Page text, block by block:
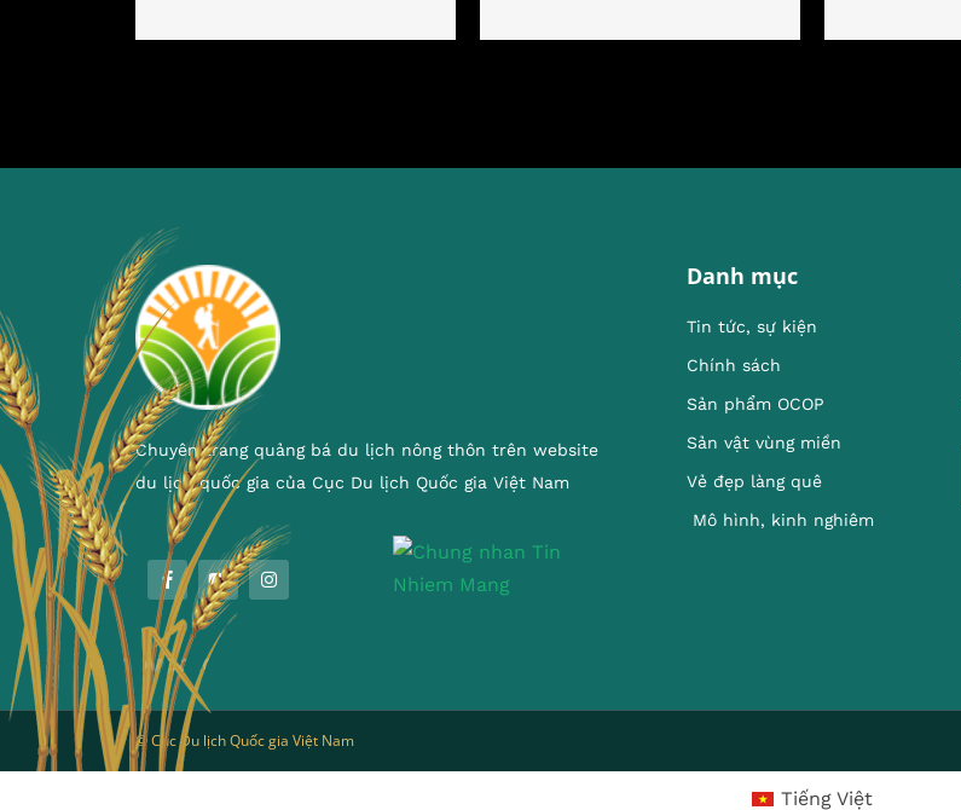
Chuyên trang quảng bá du lịch nông thôn trên website
du lịch quốc gia của Cục Du lịch Quốc gia Việt Nam
Danh mục
Tin tức, sự kiện
Chính sách
Sản phẩm OCOP
Sản vật vùng miền
Vẻ đẹp làng quê
Mô hình, kinh nghiêm
© Cục Du lịch Quốc gia Việt Nam
Tiếng Việt